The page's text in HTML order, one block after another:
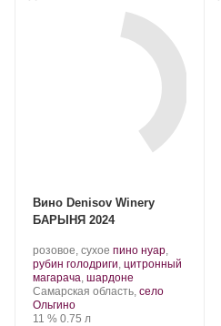
Вино Denisov Winery
БАРЫНЯ 2024
Производитель:
Denisov
Winery.
розовое, сухое .
Сорт
винограда:
пино нуар,
рубин голодриги, цитронный
магарача, шардоне
Регион:
Самарская область, село
Ольгино
Крепость
11 %. Объем
0.75 л